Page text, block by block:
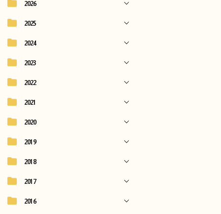
2026
2025
2024
2023
2022
2021
2020
2019
2018
2017
2016